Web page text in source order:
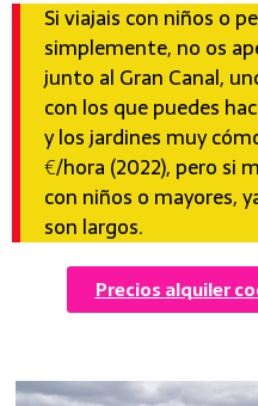
Si viajais con niños o
simplemente, no os
junto al Gran Canal,
con los que puedes
y los jardines muy
€/hora (2022), pero si
con niños o mayores,
son largos.
Precios alquiler